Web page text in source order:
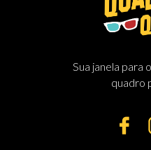
Sua janela para
quadro